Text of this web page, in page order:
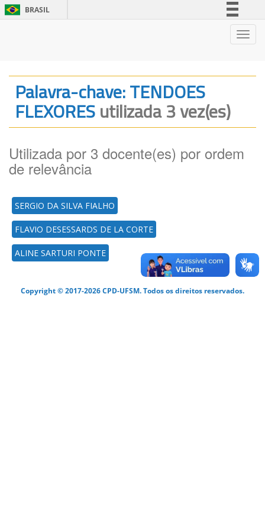
BRASIL
Legislação
Canais
Palavra-chave: TENDOES
FLEXORESutilizada 3 vez(es)
Utilizada por 3 docente(es) por ordem
de relevância
SERGIO DA SILVA FIALHO
FLAVIO DESESSARDS DE LA CORTE
ALINE SARTURI PONTE
Copyright © 2017-2026 CPD-UFSM. Todos os direitos reservados.